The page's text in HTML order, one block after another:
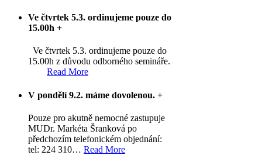
Ve čtvrtek 5.3. ordinujeme pouze do
15.00h +
Ve čtvrtek 5.3. ordinujeme pouze do
15.00h z důvodu odborného semináře.
Read More
V pondělí 9.2. máme dovolenou. +
Pouze pro akutně nemocné zastupuje
MUDr. Markéta Šranková po
předchozím telefonickém objednání:
tel: 224 310… Read More